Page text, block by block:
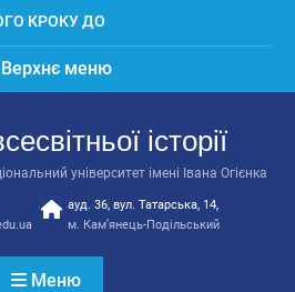
Верхнє меню
історії
університет імені Івана Огієнка
ауд. 36, вул. Татарська, 14,
м. Кам’янець-Подільський
Меню